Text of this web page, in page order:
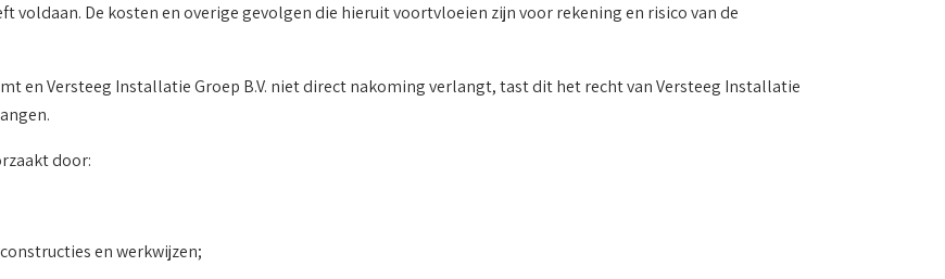
De kosten en overige gevolgen die hieruit voortvloeien zijn voor rekening en risico van de
en Versteeg Installatie Groep B.V. niet direct nakoming verlangt, tast dit het recht van Versteeg Installatie
door:
en werkwijzen;